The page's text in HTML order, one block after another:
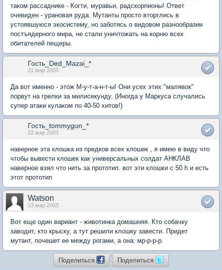
таком рассаднике - Когти, муравьи, радскорпионы! Ответ
очевиден - урановая руда. Мутанты просто вторглись в
устоявшуюся экосистему, но заботясь о видовом разнообразии
постъядерного мира, не стали уничтожать на корню всех
обитателей пещеры.
Гость_Ded_Mazai_*
21 мар 2003
Да вот именно - этож М-у-т-а-н-т-ы! Они усех этих "малявок"
порвут на грелки за милисекунду. (Иногда у Маркуса случались
супер атаки кулаком по 40-50 хитов!)
Гость_tommygun_*
22 мар 2003
наверное эта клошка из предков всех клошек , я имею в виду что
чтобы вывести клошек как универсальных солдат АНКЛАВ
наверное взял что нить за прототип. вот эти клошки с 50 h и есть
этот прототип
Watson
23 мар 2003
Вот еще один вариант - животинка домашняя. Кто собачку
заводит, кто крыску, а тут решили клошку завести. Придет
мутант, почешет ее между рогами, а она: мр-р-р-р.
Поделиться Поделиться